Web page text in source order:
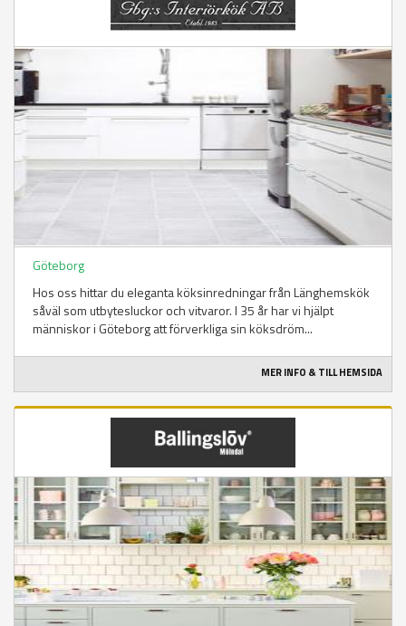
Göteborg
Hos oss hittar du eleganta köksinredningar från Länghemskök
såväl som utbytesluckor och vitvaror. I 35 år har vi hjälpt
människor i Göteborg att förverkliga sin köksdröm...
MER INFO & TILL HEMSIDA